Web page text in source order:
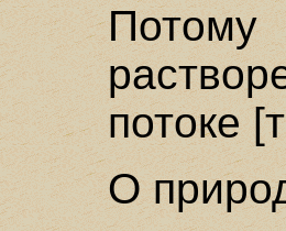
потоке
О